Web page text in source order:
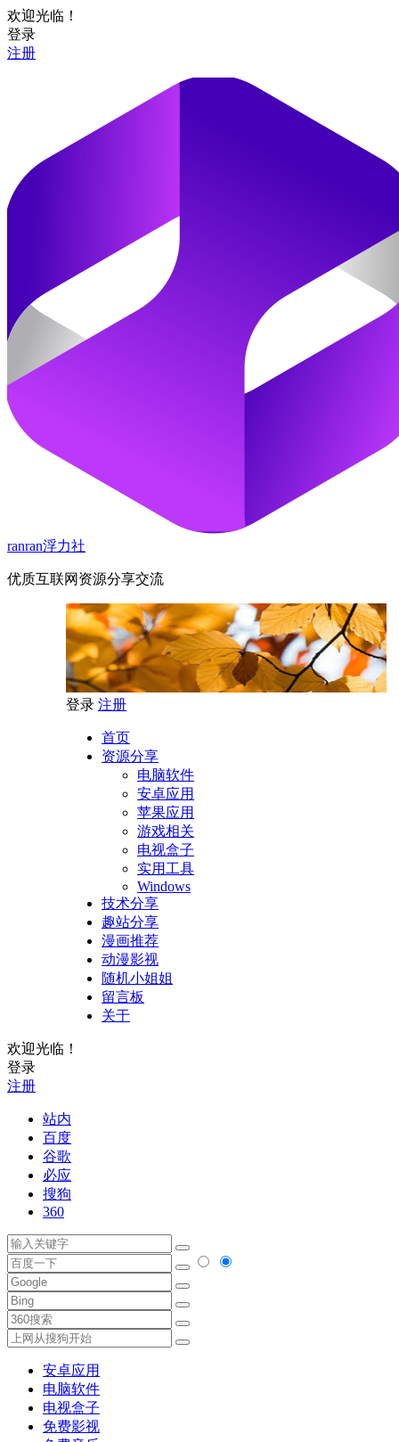
欢迎光临！
登录
注册
ranran浮力社
优质互联网资源分享交流
登录 注册
首页
资源分享
电脑软件
安卓应用
苹果应用
游戏相关
电视盒子
实用工具
Windows
技术分享
趣站分享
漫画推荐
动漫影视
随机小姐姐
留言板
关于
欢迎光临！
登录
注册
站内
百度
谷歌
必应
搜狗
360
安卓应用
电脑软件
电视盒子
免费影视